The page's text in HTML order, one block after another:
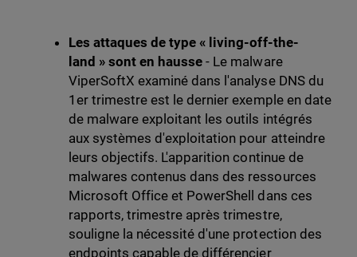
Les attaques de type « living-off-the-
land » sont en hausse - Le malware
ViperSoftX examiné dans l'analyse DNS du
1er trimestre est le dernier exemple en date
de malware exploitant les outils intégrés
aux systèmes d'exploitation pour atteindre
leurs objectifs. L'apparition continue de
malwares contenus dans des ressources
Microsoft Office et PowerShell dans ces
rapports, trimestre après trimestre,
souligne la nécessité d'une protection des
endpoints capable de différencier